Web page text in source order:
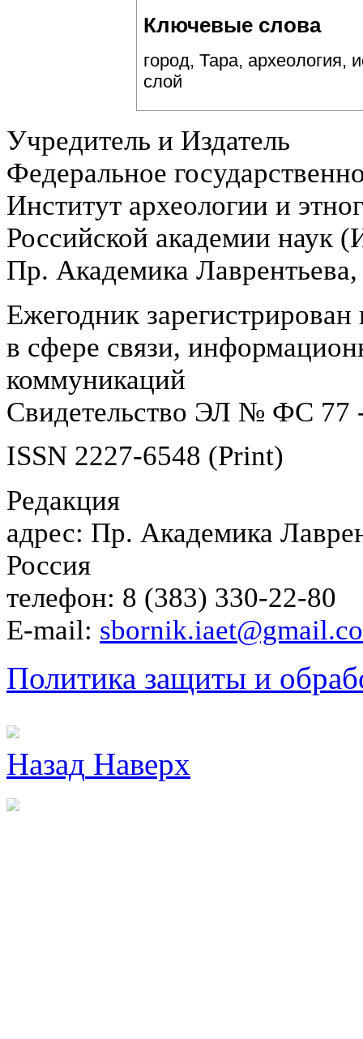
Ключевые слова
город, Тара, археология,
слой
Учредитель и Издатель
Федеральное
Институт археологии и
Российской академии
Пр. Академика
Ежегодник
в сфере связи,
коммуникаций
Свидетельство ЭЛ № ФС 77
ISSN 2227-6548 (Print)
Редакция
адрес: Пр. Академика
Россия
телефон: 8 (383) 330-22-80
E-mail:
Политика защиты и
Назад Наверх